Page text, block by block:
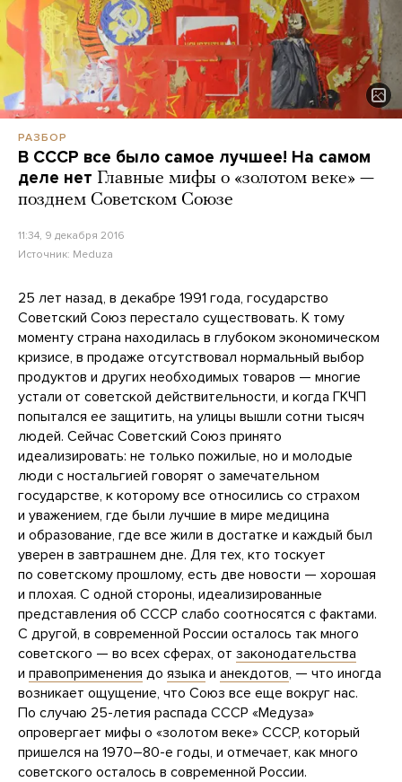
РАЗБОР
В СССР все было самое лучшее! На самом
деле нет Главные мифы о «золотом веке» —
позднем Советском Союзе
11:34, 9 декабря 2016
Источник: Meduza
25 лет назад, в декабре 1991 года, государство
Советский Союз перестало существовать. К тому
моменту страна находилась в глубоком экономическом
кризисе, в продаже отсутствовал нормальный выбор
продуктов и других необходимых товаров — многие
устали от советской действительности, и когда ГКЧП
попытался ее защитить, на улицы вышли сотни тысяч
людей. Сейчас Советский Союз принято
идеализировать: не только пожилые, но и молодые
люди с ностальгией говорят о замечательном
государстве, к которому все относились со страхом
и уважением, где были лучшие в мире медицина
и образование, где все жили в достатке и каждый был
уверен в завтрашнем дне. Для тех, кто тоскует
по советскому прошлому, есть две новости — хорошая
и плохая. С одной стороны, идеализированные
представления об СССР слабо соотносятся с фактами.
С другой, в современной России осталось так много
советского — во всех сферах, от законодательства
и правоприменения до языка и анекдотов, — что иногда
возникает ощущение, что Союз все еще вокруг нас.
По случаю 25-летия распада СССР «Медуза»
опровергает мифы о «золотом веке» СССР, который
пришелся на 1970–80-е годы, и отмечает, как много
советского осталось в современной России.